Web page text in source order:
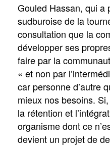
Gouled Hassan, qui a
sudburoise de la
consultation que la
développer ses
faire par la
« et non par
car personne d’autre
mieux nos besoins.
la rétention et
organisme dont ce
devient un projet de